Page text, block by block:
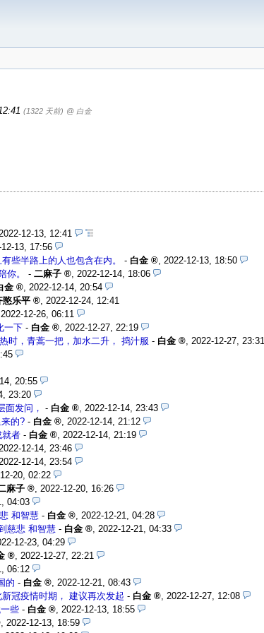
(1322 天前) @ 白金
2022-12-13, 12:41
12-13, 17:56
些半路上的人也包含在内。
- 白金
2022-12-13, 18:50
你。
- 二麻子
2022-12-14, 18:06
金
2022-12-14, 20:54
愍乐平
2022-12-24, 12:41
2022-12-26, 06:11
一下 - 白金
2022-12-27, 22:19
时，青蒿一把，加水二升， 捣汁服 - 白金
2022-12-27, 23:31
20:55
23:20
面发问， - 白金
2022-12-14, 23:43
的? - 白金
2022-12-14, 21:12
就者 - 白金
2022-12-14, 21:19
2022-12-14, 23:46
2022-12-14, 23:54
20, 02:22
麻子
2022-12-20, 16:26
04:03
和智慧 - 白金
2022-12-21, 04:28
慈悲 和智慧 - 白金
2022-12-21, 04:33
12-23, 04:29
2022-12-27, 22:21
06:12
的 - 白金
2022-12-21, 08:43
冠疫情时期， 建议再次发起 - 白金
2022-12-27, 12:08
些 - 白金
2022-12-13, 18:55
2022-12-13, 18:59